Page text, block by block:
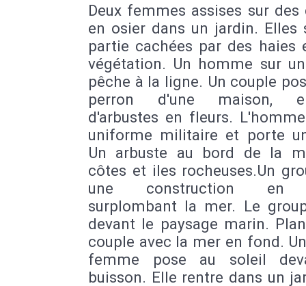
Deux femmes assises sur des
en osier dans un jardin. Elles
partie cachées par des haies
végétation. Un homme sur
pêche à la ligne. Un couple
perron d'une maison,
d'arbustes en fleurs.
uniforme militaire et porte
Un arbuste au bord de la
côtes et iles rocheuses.Un
une construction en
surplombant la mer. Le
devant le paysage marin.
couple avec la mer en fond.
femme pose au soleil
buisson. Elle rentre dans un